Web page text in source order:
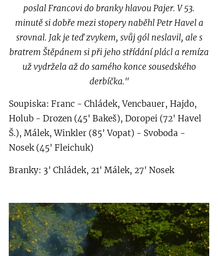
poslal Francovi do branky hlavou Pajer. V 53.
minutě si dobře mezi stopery naběhl Petr Havel a
srovnal. Jak je teď zvykem, svůj gól neslavil, ale s
bratrem Štěpánem si při jeho střídání plácl a remíza
už vydržela až do samého konce sousedského
derbíčka."
Soupiska: Franc - Chládek, Vencbauer, Hajdo,
Holub - Drozen (45' Bakeš), Doropei (72' Havel
Š.), Málek, Winkler (85' Vopat) - Svoboda -
Nosek (45' Fleichuk)
Branky: 3' Chládek, 21' Málek, 27' Nosek